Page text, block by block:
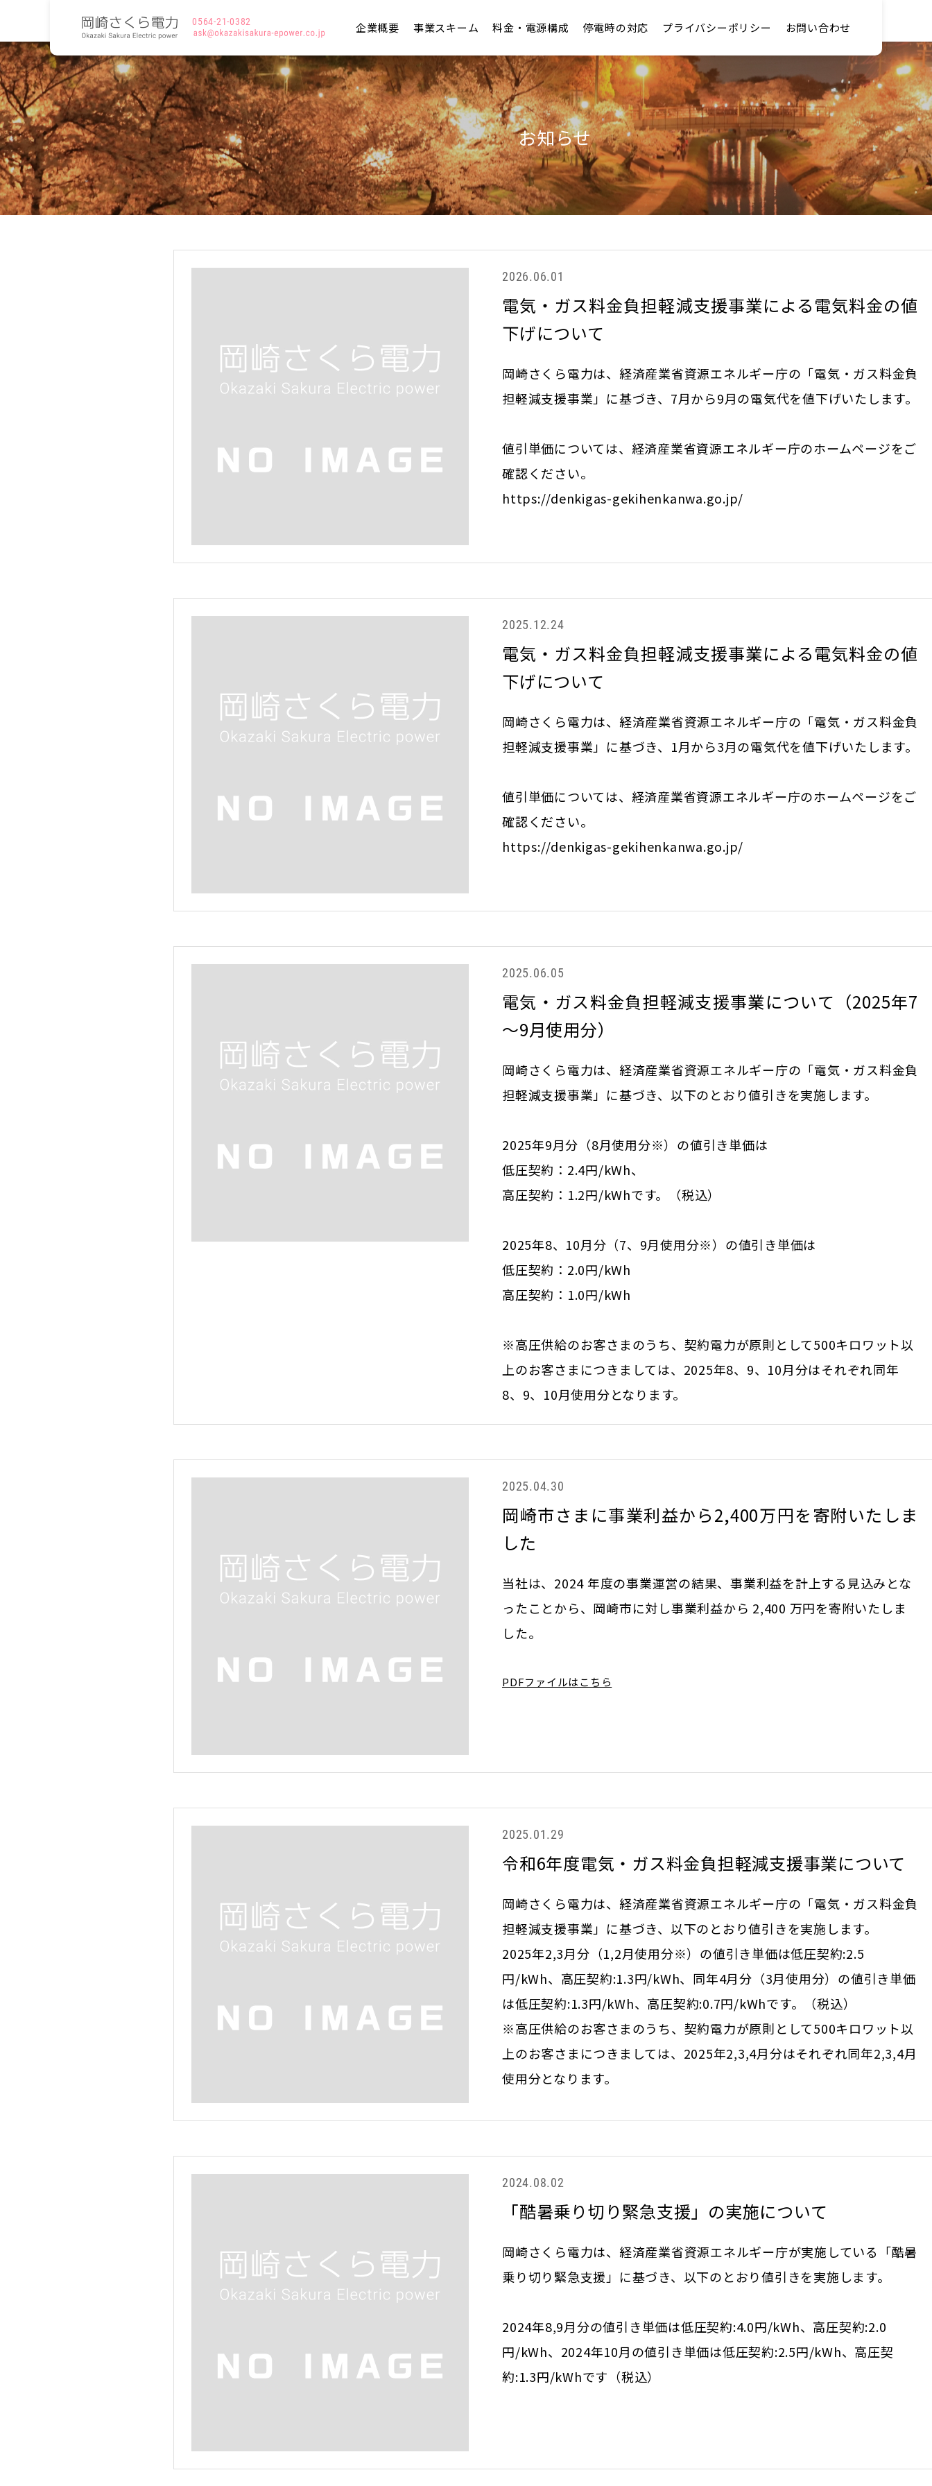
0564-21-0382 企業概要 事業スキーム 料金・電源構成 停電時の対応 プライバシーポリシー お問い合わせ
お知らせ
2026.06.01
電気・ガス料金負担軽減支援事業による電気料金の値
下げについて
岡崎さくら電力は、経済産業省資源エネルギー庁の「電気・ガス料金負
担軽減支援事業」に基づき、7月から9月の電気代を値下げいたします。
値引単価については、経済産業省資源エネルギー庁のホームページをご
確認ください。
https://denkigas-gekihenkanwa.go.jp/
2025.12.24
電気・ガス料金負担軽減支援事業による電気料金の値
下げについて
岡崎さくら電力は、経済産業省資源エネルギー庁の「電気・ガス料金負
担軽減支援事業」に基づき、1月から3月の電気代を値下げいたします。
値引単価については、経済産業省資源エネルギー庁のホームページをご
確認ください。
https://denkigas-gekihenkanwa.go.jp/
2025.06.05
電気・ガス料金負担軽減支援事業について（2025年7
～9月使用分）
岡崎さくら電力は、経済産業省資源エネルギー庁の「電気・ガス料金負
担軽減支援事業」に基づき、以下のとおり値引きを実施します。
2025年9月分（8月使用分※）の値引き単価は
低圧契約：2.4円/kWh、
高圧契約：1.2円/kWhです。（税込）
2025年8、10月分（7、9月使用分※）の値引き単価は
低圧契約：2.0円/kWh
高圧契約：1.0円/kWh
※高圧供給のお客さまのうち、契約電力が原則として500キロワット以
上のお客さまにつきましては、2025年8、9、10月分はそれぞれ同年
8、9、10月使用分となります。
2025.04.30
岡崎市さまに事業利益から2,400万円を寄附いたしま
した
当社は、2024 年度の事業運営の結果、事業利益を計上する見込みとな
ったことから、岡崎市に対し事業利益から 2,400 万円を寄附いたしま
した。
PDFファイルはこちら
2025.01.29
令和6年度電気・ガス料金負担軽減支援事業について
岡崎さくら電力は、経済産業省資源エネルギー庁の「電気・ガス料金負
担軽減支援事業」に基づき、以下のとおり値引きを実施します。
2025年2,3月分（1,2月使用分※）の値引き単価は低圧契約:2.5
円/kWh、高圧契約:1.3円/kWh、同年4月分（3月使用分）の値引き単価
は低圧契約:1.3円/kWh、高圧契約:0.7円/kWhです。（税込）
※高圧供給のお客さまのうち、契約電力が原則として500キロワット以
上のお客さまにつきましては、2025年2,3,4月分はそれぞれ同年2,3,4月
使用分となります。
2024.08.02
「酷暑乗り切り緊急支援」の実施について
岡崎さくら電力は、経済産業省資源エネルギー庁が実施している「酷暑
乗り切り緊急支援」に基づき、以下のとおり値引きを実施します。
2024年8,9月分の値引き単価は低圧契約:4.0円/kWh、高圧契約:2.0
円/kWh、2024年10月の値引き単価は低圧契約:2.5円/kWh、高圧契
約:1.3円/kWhです（税込）